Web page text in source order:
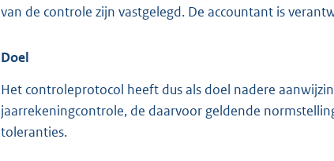
van de controle zijn vastgelegd. De accountant is
Doel
Het controleprotocol heeft dus als doel nadere
jaarrekeningcontrole, de daarvoor geldende
toleranties.